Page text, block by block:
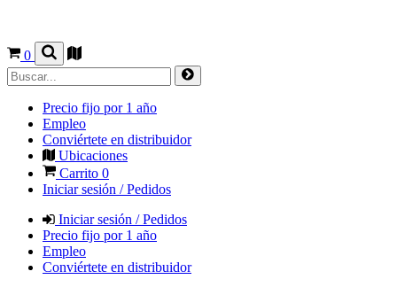
0
Precio fijo por 1 año
Empleo
Conviértete en distribuidor
Ubicaciones
Carrito 0
Iniciar sesión / Pedidos
Iniciar sesión / Pedidos
Precio fijo por 1 año
Empleo
Conviértete en distribuidor